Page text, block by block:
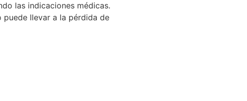
las indicaciones médicas.
llevar a la pérdida de